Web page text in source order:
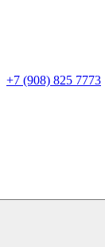
+7 (908) 825 7773